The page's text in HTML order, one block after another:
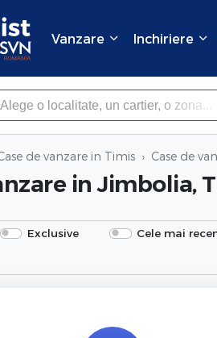
Vanzare Inchiriere
×Inchide
de vanzare in Timis Case de
in Jimbolia,
Exclusive Cele mai